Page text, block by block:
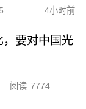
4小时前
，要对中国光
阅读 7774